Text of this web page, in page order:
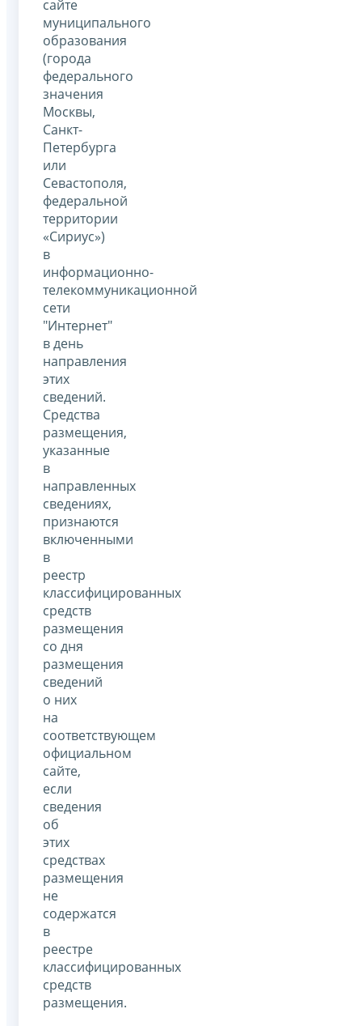
сайте
муниципального
образования
(города
федерального
значения
Москвы,
Санкт-
Петербурга
или
Севастополя,
федеральной
территории
«Сириус»)
в
информационно-
телекоммуникационной
сети
"Интернет"
в день
направления
этих
сведений.
Средства
размещения,
указанные
в
направленных
сведениях,
признаются
включенными
в
реестр
классифицированных
средств
размещения
со дня
размещения
сведений
о них
на
соответствующем
официальном
сайте,
если
сведения
об
этих
средствах
размещения
не
содержатся
в
реестре
классифицированных
средств
размещения.